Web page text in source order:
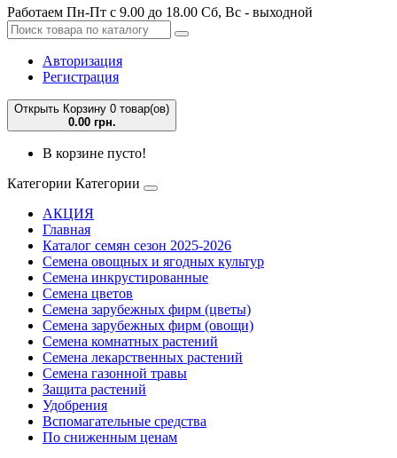
Работаем Пн-Пт с 9.00 до 18.00 Сб, Вс - выходной
Авторизация
Регистрация
Открыть Корзину 0 товар(ов)
0.00 грн.
В корзине пусто!
Категории Категории
АКЦИЯ
Главная
Каталог семян сезон 2025-2026
Семена овощных и ягодных культур
Семена инкрустированные
Семена цветов
Семена зарубежных фирм (цветы)
Семена зарубежных фирм (овощи)
Семена комнатных растений
Семена лекарственных растений
Семена газонной травы
Защита растений
Удобрения
Вспомагательные средства
По сниженным ценам